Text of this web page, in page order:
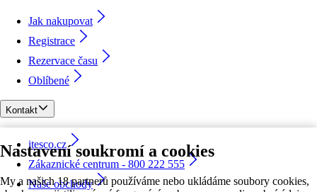
Nastavení soukromí a cookies
My a našich 18 partnerů používáme nebo ukládáme soubory cookies,
Jak nakupovat
Registrace
Rezervace času
Oblíbené
Kontakt
itesco.cz
Zákaznické centrum - 800 222 555
Naše obchody